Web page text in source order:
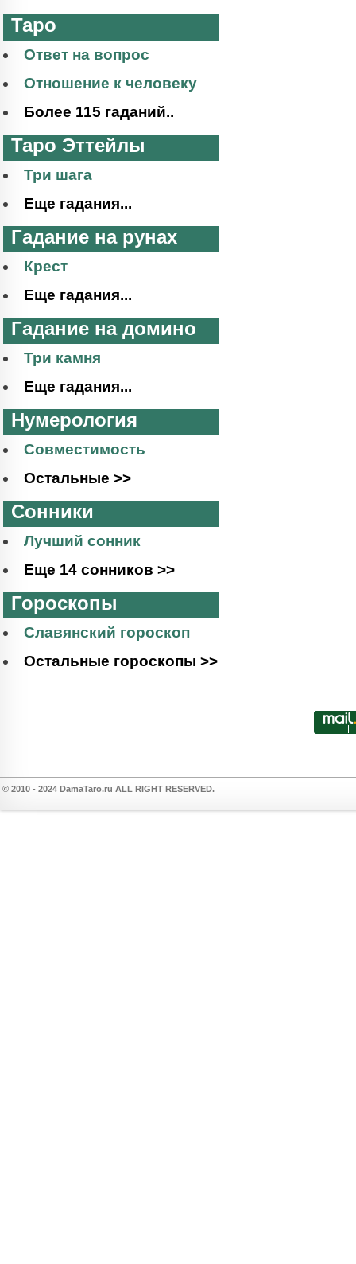
Таро
Ответ на вопрос
Отношение к человеку
Более 115 гаданий..
Таро Эттейлы
Три шага
Еще гадания...
Гадание на рунах
Крест
Еще гадания...
Гадание на домино
Три камня
Еще гадания...
Нумерология
Совместимость
Остальные >>
Сонники
Лучший сонник
Еще 14 сонников >>
Гороскопы
Славянский гороскоп
Остальные гороскопы >>
© 2010 - 2024 DamaTaro.ru ALL RIGHT RESERVED.